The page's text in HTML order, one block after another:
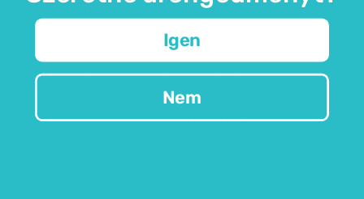
stresszhez és a fizikai megterheléshez
jótékony hatással van a stressz okozta
jótékony hatással van a szívre és érrendszerre.
A Bioherbatinktúrája glicerinben áztatott
Igen
Nem